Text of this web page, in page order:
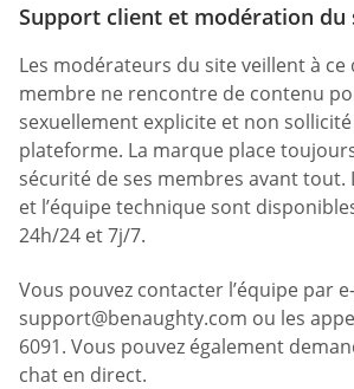
Support client et modération du
Les modérateurs du site veillent à ce
membre ne rencontre de contenu
sexuellement explicite et non
plateforme. La marque place
sécurité de ses membres avant
et l’équipe technique sont
24h/24 et 7j/7.
Vous pouvez contacter l’équipe par
support@benaughty.com ou les
6091. Vous pouvez également
chat en direct.